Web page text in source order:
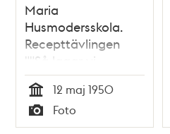
Maria
Husmodersskola.
Recepttävlingen
""Så lagar vi
potatis"". Vinnaren
Greta Hansson
bjuder Aina Erlander
Tid
12 maj 1950
Typ
Foto